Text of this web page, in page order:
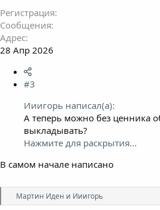
Регистрация
Сообщения
Адрес
28 Апр 2026
#3
Ииигорь написал(а):
А теперь можно без ценника
выкладывать?
Нажмите для раскрытия...
В самом начале написано
Р
е
Мартин Иден и Ииигорь